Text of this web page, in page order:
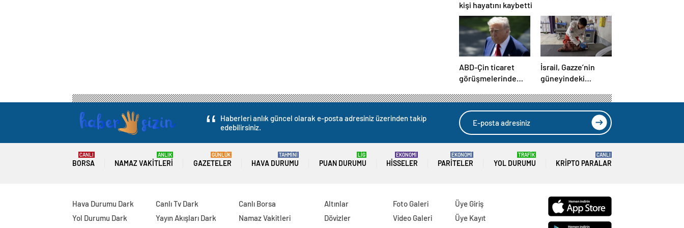
kişi hayatını kaybetti
ABD-Çin ticaret
görüşmelerinde
İsrail, Gazze’nin
güneyindeki
4’ü çocuk 8 Filistinli
hayatını kaybetti
Haberleri anlık güncel olarak e-posta adresiniz üzerinden takip
edebilirsiniz.
BORSA
CANLI
NAMAZ VAKITLERI
ANLIK
GAZETELER
GÜNLÜK
HAVA DURUMU
TAHMİNİ
PUAN DURUMU
LİG
HISSELER
EKONOMİ
PARITELER
EKONOMİ
YOL DURUMU
TRAFİK
KRIPTO PARALAR
CANLI
Hava Durumu Dark
Yol Durumu Dark
Canlı Tv Dark
Yayın Akışları Dark
Canlı Borsa
Namaz Vakitleri
Altınlar
Dövizler
Foto Galeri
Video Galeri
Üye Giriş
Üye Kayıt